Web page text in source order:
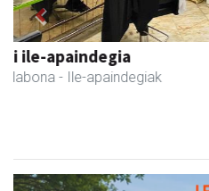
Urnietako Udala
Urnieta - Udaletxeak
Previous